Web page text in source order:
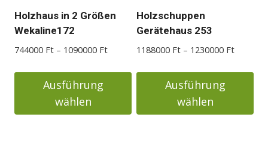
auf
der
gewählt
werden
auf
der
gewählt
werden
Holzhaus in 2 Größen
Wekaline172
744000 Ft – 1090000 FtPreisspanne:
bis
Ausführung
wählen
Holzschuppen
Gerätehaus 253
1188000 Ft – 1230000 Ft
bis
Ausführung
wählen